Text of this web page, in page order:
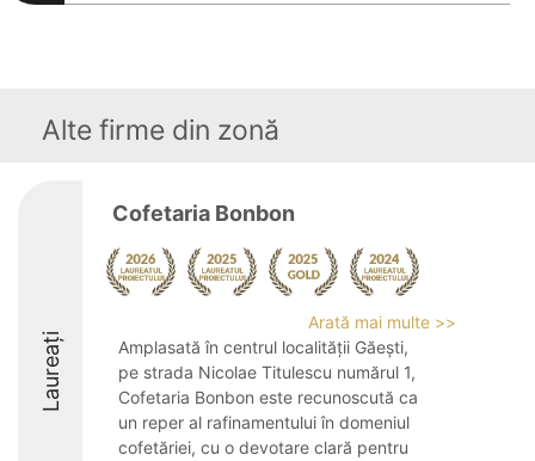
Alte firme din zonă
Laureați
Cofetaria Bonbon
Arată mai multe >>
Amplasată în centrul localității Găești,
pe strada Nicolae Titulescu numărul 1,
Cofetaria Bonbon este recunoscută ca
un reper al rafinamentului în domeniul
cofetăriei, cu o devotare clară pentru